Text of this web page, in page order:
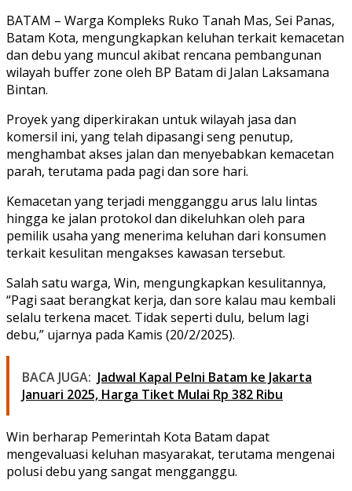
BATAM – Warga Kompleks Ruko Tanah Mas, Sei Panas,
Batam Kota, mengungkapkan keluhan terkait kemacetan
dan debu yang muncul akibat rencana pembangunan
wilayah buffer zone oleh BP Batam di Jalan Laksamana
Bintan.
Proyek yang diperkirakan untuk wilayah jasa dan
komersil ini, yang telah dipasangi seng penutup,
menghambat akses jalan dan menyebabkan kemacetan
parah, terutama pada pagi dan sore hari.
Kemacetan yang terjadi mengganggu arus lalu lintas
hingga ke jalan protokol dan dikeluhkan oleh para
pemilik usaha yang menerima keluhan dari konsumen
terkait kesulitan mengakses kawasan tersebut.
Salah satu warga, Win, mengungkapkan kesulitannya,
“Pagi saat berangkat kerja, dan sore kalau mau kembali
selalu terkena macet. Tidak seperti dulu, belum lagi
debu,” ujarnya pada Kamis (20/2/2025).
BACA JUGA: Jadwal Kapal Pelni Batam ke Jakarta
Januari 2025, Harga Tiket Mulai Rp 382 Ribu
Win berharap Pemerintah Kota Batam dapat
mengevaluasi keluhan masyarakat, terutama mengenai
polusi debu yang sangat mengganggu.